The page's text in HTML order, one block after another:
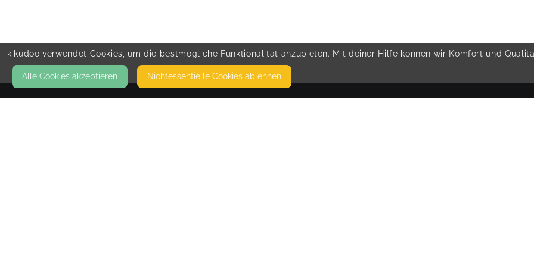
kikudoo verwendet Cookies, um die bestmögliche Funktionalität anzubieten. Mit deiner Hilfe können wir Komfort und
Alle Cookies akzeptieren Nicht­essentielle Cookies ablehnen